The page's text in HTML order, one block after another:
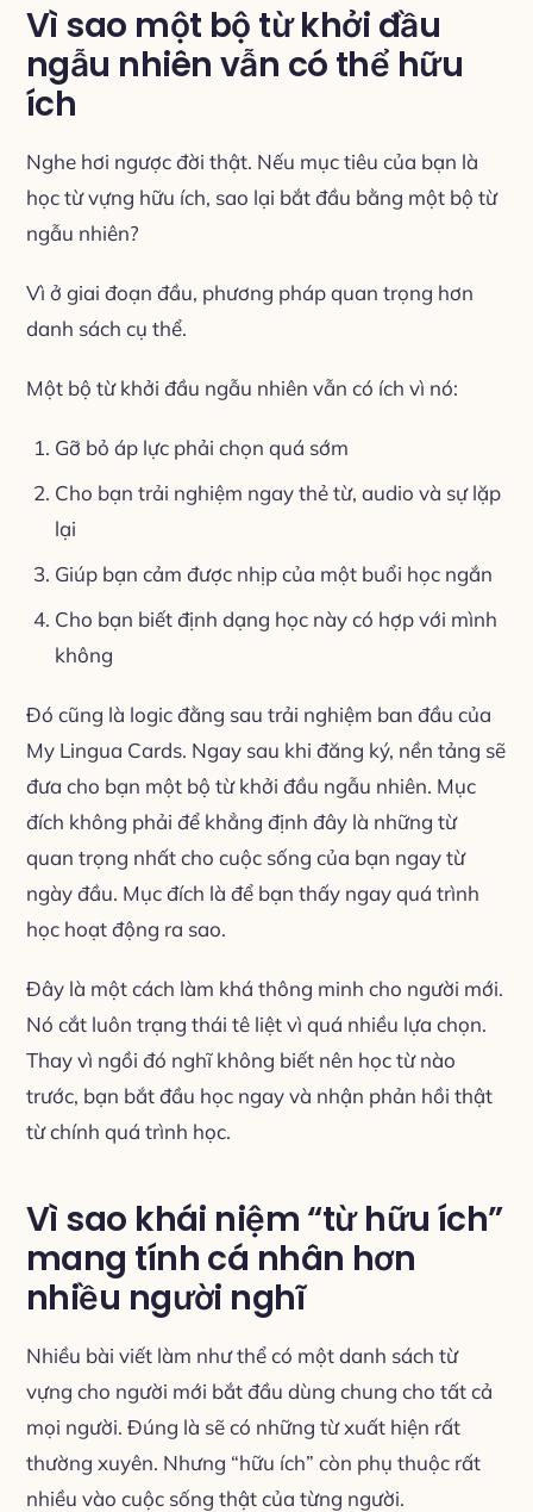
Vì sao một bộ từ khởi đầu
ngẫu nhiên vẫn có thể hữu
ích
Nghe hơi ngược đời thật. Nếu mục tiêu của bạn là
học từ vựng hữu ích, sao lại bắt đầu bằng một bộ từ
ngẫu nhiên?
Vì ở giai đoạn đầu, phương pháp quan trọng hơn
danh sách cụ thể.
Một bộ từ khởi đầu ngẫu nhiên vẫn có ích vì nó:
Gỡ bỏ áp lực phải chọn quá sớm
Cho bạn trải nghiệm ngay thẻ từ, audio và sự lặp
lại
Giúp bạn cảm được nhịp của một buổi học ngắn
Cho bạn biết định dạng học này có hợp với mình
không
Đó cũng là logic đằng sau trải nghiệm ban đầu của
My Lingua Cards. Ngay sau khi đăng ký, nền tảng sẽ
đưa cho bạn một bộ từ khởi đầu ngẫu nhiên. Mục
đích không phải để khẳng định đây là những từ
quan trọng nhất cho cuộc sống của bạn ngay từ
ngày đầu. Mục đích là để bạn thấy ngay quá trình
học hoạt động ra sao.
Đây là một cách làm khá thông minh cho người mới.
Nó cắt luôn trạng thái tê liệt vì quá nhiều lựa chọn.
Thay vì ngồi đó nghĩ không biết nên học từ nào
trước, bạn bắt đầu học ngay và nhận phản hồi thật
từ chính quá trình học.
Vì sao khái niệm “từ hữu ích”
mang tính cá nhân hơn
nhiều người nghĩ
Nhiều bài viết làm như thể có một danh sách từ
vựng cho người mới bắt đầu dùng chung cho tất cả
mọi người. Đúng là sẽ có những từ xuất hiện rất
thường xuyên. Nhưng “hữu ích” còn phụ thuộc rất
nhiều vào cuộc sống thật của từng người.